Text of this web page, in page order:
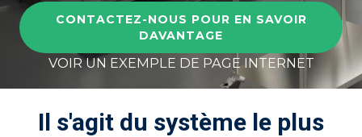
CONTACTEZ-NOUS POUR EN SAVOIR
DAVANTAGE
VOIR UN EXEMPLE DE PAGE INTERNET
Il s'agit du système le plus